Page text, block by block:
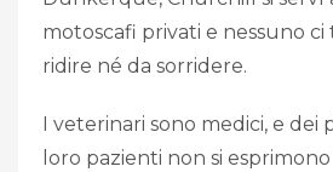
motoscafi privati e nessuno
ridire né da sorridere.
I veterinari sono medici, e dei
loro pazienti non si